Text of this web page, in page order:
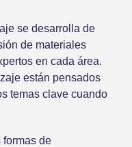
se desarrolla de
de materiales
en cada área.
están pensados
temas clave cuando
formas de